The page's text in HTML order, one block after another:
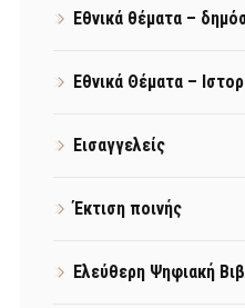
Εθνικά θέματα –
Εθνικά Θέματα –
Εισαγγελείς
Έκτιση ποινής
Ελεύθερη Ψηφιακή